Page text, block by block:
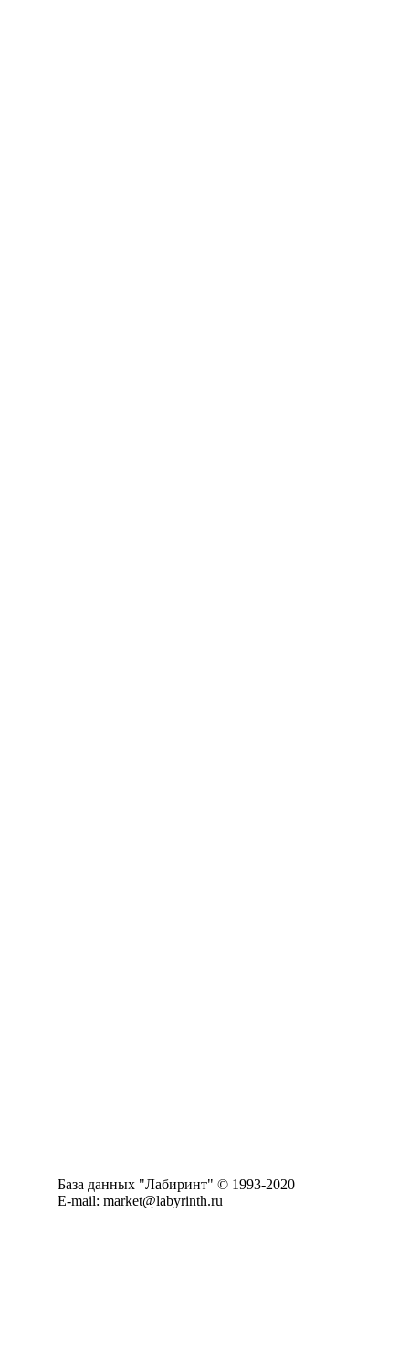
База данных "Лабиринт" © 1993-2020
E-mail: market@labyrinth.ru